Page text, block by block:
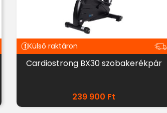
Külső raktáron
Cardiostrong BX30 szobakerékpár
239 900 Ft